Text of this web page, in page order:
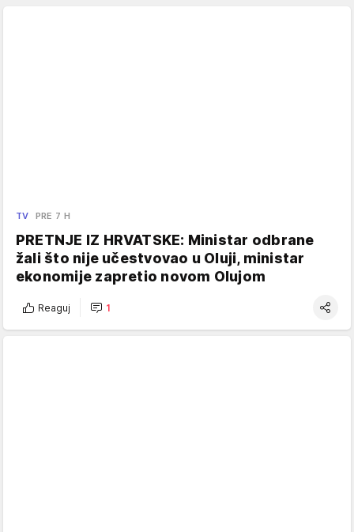
TV PRE 7 H
PRETNJE IZ HRVATSKE: Ministar odbrane
žali što nije učestvovao u Oluji, ministar
ekonomije zapretio novom Olujom
Reaguj 1